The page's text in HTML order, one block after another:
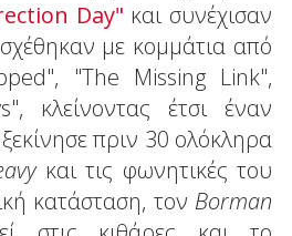
Day" και συνέχισαν
με κομμάτια από
"The Missing Link",
κλείνοντας έτσι έναν
πριν 30 ολόκληρα
και τις φωνητικές του
κατάσταση, τον Borman